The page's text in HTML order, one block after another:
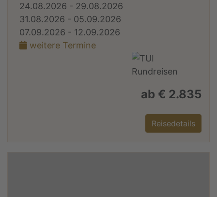
24.08.2026 - 29.08.2026
31.08.2026 - 05.09.2026
07.09.2026 - 12.09.2026
weitere Termine
ab € 2.835
Reisedetails